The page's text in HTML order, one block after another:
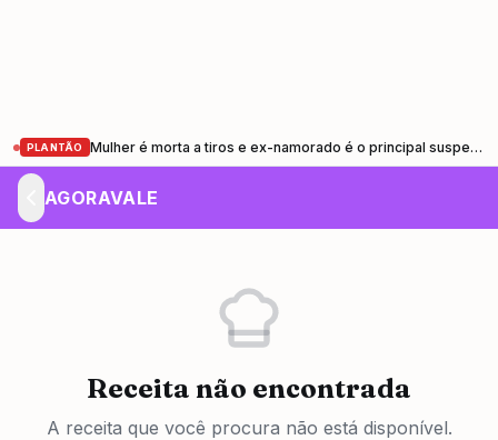
PLANTÃO Mulher é morta a tiros e ex-namorado é o principal suspeito em Pindamonhangaba
AGORAVALE
Receita não encontrada
A receita que você procura não está disponível.